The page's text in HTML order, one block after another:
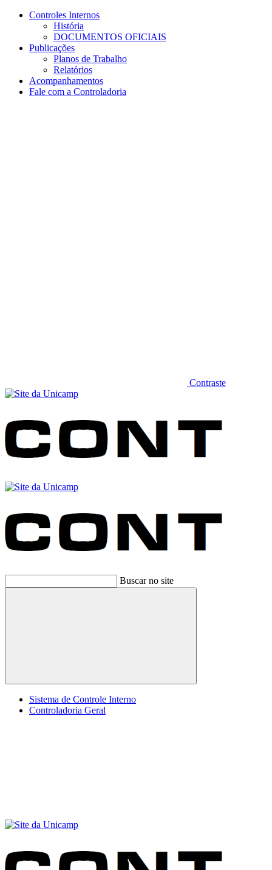
Conteúdo principal Menu principal
Controles Internos
História
DOCUMENTOS OFICIAIS
Publicações
Planos de Trabalho
Relatórios
Acompanhamentos
Fale com a Controladoria
Contraste
Buscar no site
Buscar
Sistema de Controle Interno
Controladoria Geral